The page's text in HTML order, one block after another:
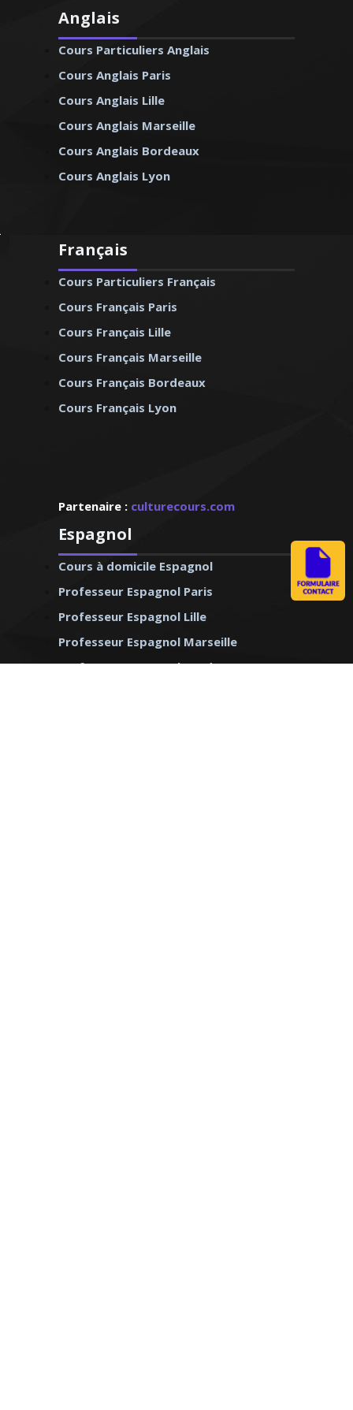
Anglais
Cours Particuliers Anglais
Cours Anglais Paris
Cours Anglais Lille
Cours Anglais Marseille
Cours Anglais Bordeaux
Cours Anglais Lyon
Français
Cours Particuliers Français
Cours Français Paris
Cours Français Lille
Cours Français Marseille
Cours Français Bordeaux
Cours Français Lyon
Partenaire : culturecours.com
Espagnol
Cours à domicile Espagnol
Professeur Espagnol Paris
Professeur Espagnol Lille
Professeur Espagnol Marseille
Professeur Espagnol Bordeaux